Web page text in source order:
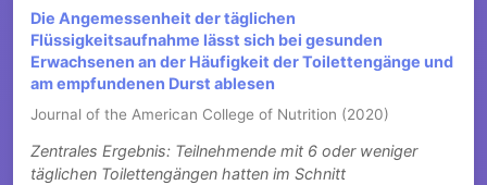
Die Angemessenheit der täglichen
Flüssigkeitsaufnahme lässt sich bei gesunden
Erwachsenen an der Häufigkeit der Toilettengänge und
am empfundenen Durst ablesen
Journal of the American College of Nutrition (2020)
Zentrales Ergebnis: Teilnehmende mit 6 oder weniger
täglichen Toilettengängen hatten im Schnitt